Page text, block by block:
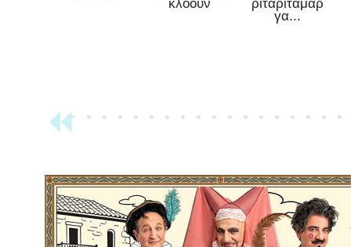
κλόουν
ρίταρίταμαρ
γα...